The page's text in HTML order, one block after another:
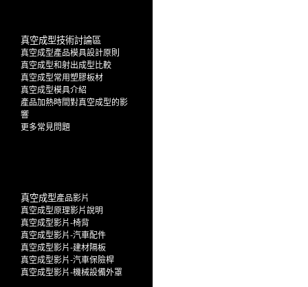
真空成型技術討論區
真空成型產品模具設計原則
真空成型和射出成型比較
真空成型常用塑膠板材
真空成型模具介紹
產品加熱時間對真空成型的影
響
更多常見問題
真空成型產品影片
真空成型原理影片說明
真空成型影片-椅背
真空成型影片-汽車配件
真空成型影片-建材隔板
真空成型影片-汽車保險桿
真空成型影片-機械設備外罩